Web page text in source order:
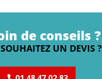
de conseils ?
UN DEVIS ?